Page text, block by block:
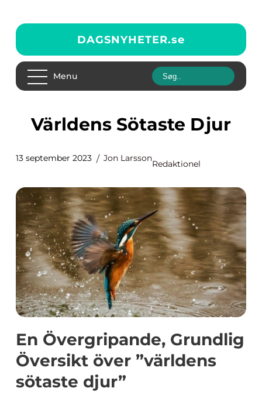
DAGSNYHETER.se
Menu
Världens Sötaste Djur
13 september 2023 Jon Larsson
Redaktionel
En Övergripande, Grundlig
Översikt över ”världens
sötaste djur”